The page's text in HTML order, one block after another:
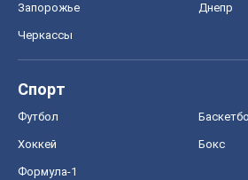
Запорожье Днепр
Черкассы
Спорт
Футбол
Хоккей Бокс
Формула-1